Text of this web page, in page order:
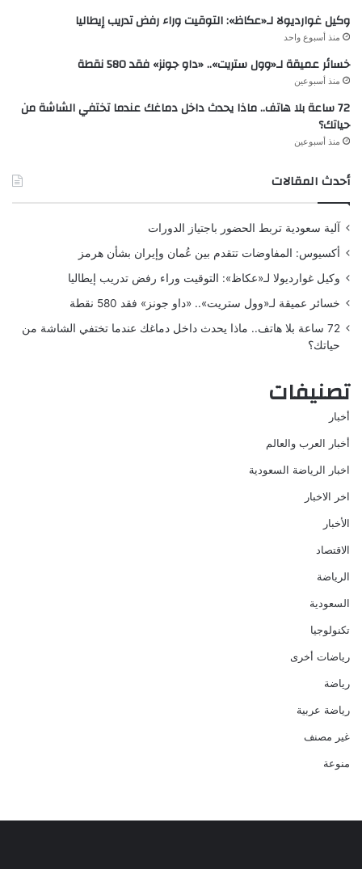
وكيل غوارديولا لـ«عكاظ»: التوقيت وراء رفض تدريب إيطاليا
منذ أسبوع واحد
خسائر عميقة لـ«وول ستريت».. «داو جونز» فقد 580 نقطة
منذ أسبوعين
72 ساعة بلا هاتف.. ماذا يحدث داخل دماغك عندما تختفي الشاشة من
حياتك؟
منذ أسبوعين
أحدث المقالات
آلية سعودية تربط الحضور باجتياز الدورات
أكسيوس: المفاوضات تتقدم بين عُمان وإيران بشأن هرمز
وكيل غوارديولا لـ«عكاظ»: التوقيت وراء رفض تدريب إيطاليا
خسائر عميقة لـ«وول ستريت».. «داو جونز» فقد 580 نقطة
72 ساعة بلا هاتف.. ماذا يحدث داخل دماغك عندما تختفي الشاشة من
حياتك؟
تصنيفات
أخبار
أخبار العرب والعالم
اخبار الرياضة السعودية
اخر الاخبار
الأخبار
الاقتصاد
الرياضة
السعودية
تكنولوجيا
رياضات أخرى
رياضة
رياضة عربية
غير مصنف
منوعة